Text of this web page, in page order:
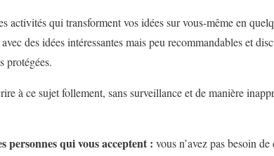
activités qui transforment vos idées sur vous-même en
des idées intéressantes mais peu recommandables et
protégées.
à ce sujet follement, sans surveillance et de manière
personnes qui vous acceptent : vous n’avez pas besoin